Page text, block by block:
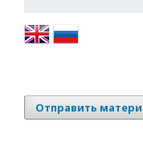
Отправить